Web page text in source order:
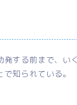
発する前まで、い
知られている。